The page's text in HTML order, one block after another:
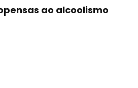
ao alcoolismo